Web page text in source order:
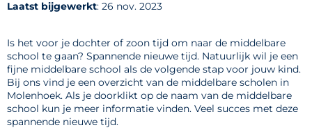
Laatst bijgewerkt: 26 nov. 2023
Is het voor je dochter of zoon tijd om naar de middelbare
school te gaan? Spannende nieuwe tijd. Natuurlijk wil je een
fijne middelbare school als de volgende stap voor jouw kind.
Bij ons vind je een overzicht van de middelbare scholen in
Molenhoek. Als je doorklikt op de naam van de middelbare
school kun je meer informatie vinden. Veel succes met deze
spannende nieuwe tijd.